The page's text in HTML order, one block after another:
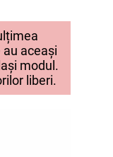
aceași
modul.
liberi.